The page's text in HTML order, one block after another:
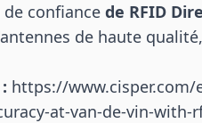
confiance de RFID
de haute
https://www.cisper.com/
at-van-de-vin-with-